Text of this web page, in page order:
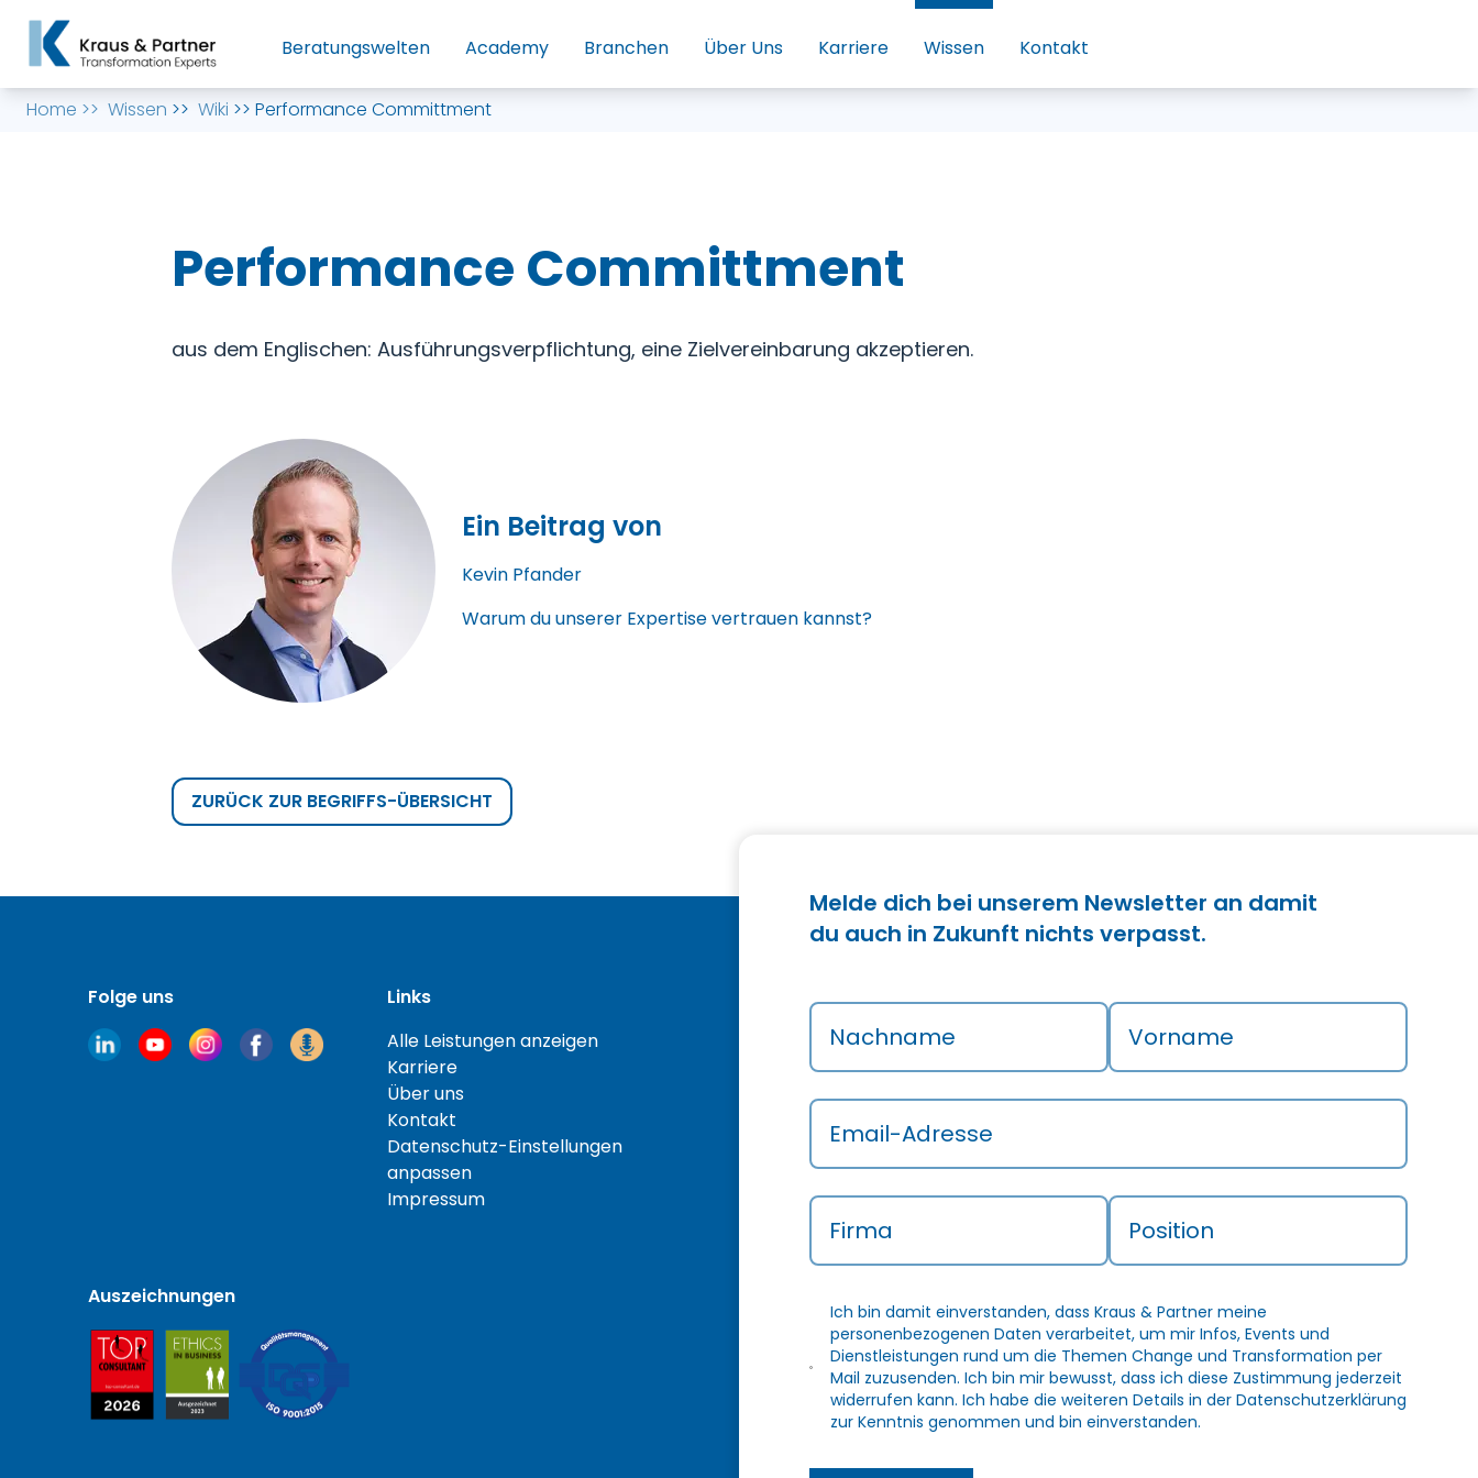
Beratungswelten Academy Branchen Über Uns Karriere Wissen Kontakt
Home >> Wissen >> Wiki >> Performance Committment
Performance Committment
aus dem Englischen: Ausführungsverpflichtung, eine Zielvereinbarung akzeptieren.
Ein Beitrag von
Kevin Pfander
Warum du unserer Expertise vertrauen kannst?
ZURÜCK ZUR BEGRIFFS-ÜBERSICHT
Folge uns
Links
Alle Leistungen anzeigen
Karriere
Über uns
Kontakt
Datenschutz-Einstellungen
anpassen
Impressum
Auszeichnungen
Melde dich bei unserem Newsletter an damit
du auch in Zukunft nichts verpasst.
Nachname Vorname
Email-Adresse
Firma Position
Ich bin damit einverstanden, dass Kraus & Partner meine
personenbezogenen Daten verarbeitet, um mir Infos, Events und
Dienstleistungen rund um die Themen Change und Transformation per
Mail zuzusenden. Ich bin mir bewusst, dass ich diese Zustimmung jederzeit
widerrufen kann. Ich habe die weiteren Details in der Datenschutzerklärung
zur Kenntnis genommen und bin einverstanden.